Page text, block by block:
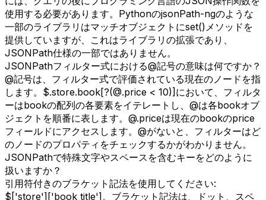
使用する必要があります。PythonのjsonPath-ngのような
一部のライブラリはマッチオブジェクトにset()メソッドを
提供していますが、これはライブラリの拡張であり、
JSONPath仕様の一部ではありません。
JSONPathフィルター式における@記号の意味は何ですか？
@記号は、フィルター式で評価されている現在のノードを指
します。$.store.book[?(@.price < 10)]において、フィルタ
ーはbookの配列の各要素をイテレートし、@は各bookオブ
ジェクトを順番に表します。@.priceは現在のbookのprice
フィールドにアクセスします。@がないと、フィルターはど
のノードのプロパティをチェックするかがわかりません。
JSONPathで特殊文字やスペースを含むキーをどのように
扱いますか？
引用符付きのブラケット記法を使用してください:
$['store']['book title']。ブラケット記法は、ドット、スペ